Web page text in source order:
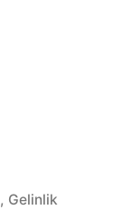
, Gelinlik